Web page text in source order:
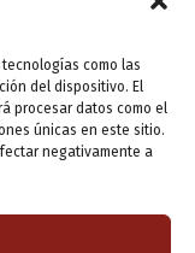
como las
del dispositivo. El
procesar datos como el
únicas en este sitio.
negativamente a
web del Recinto
del Libro 2020’